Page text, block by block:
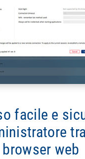
facile e
browser web